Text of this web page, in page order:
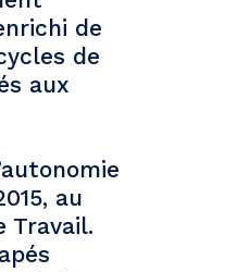
de
de
aux
au
Travail.